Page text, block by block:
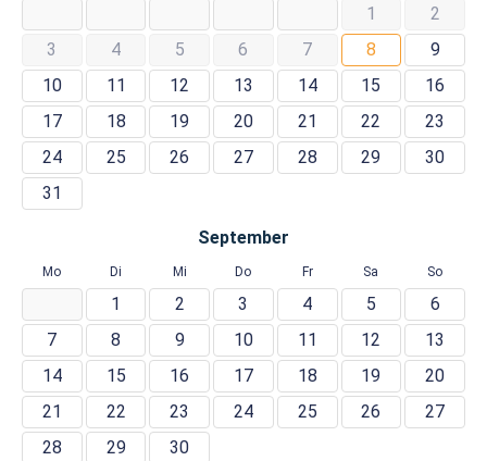
1
2
3
4 5 6 7 8
9
10
11 12 13 14 15
16
17
18 19 20 21 22
23
24
25 26 27 28 29
30
31
September
Mo Di Mi Do Fr Sa So
1 2 3 4 5
6
7
8 9 10 11 12
13
14
15 16 17 18 19
20
21
22 23 24 25 26
27
28
29 30